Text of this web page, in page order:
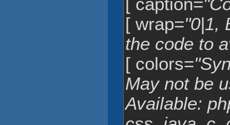
[ caption=
[ wrap="0|1,
the code to
[ colors=
May not be
Available: